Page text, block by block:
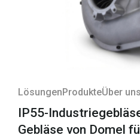
Lösungen ProdukteÜber uns
IP55-
Gebläse von Domel